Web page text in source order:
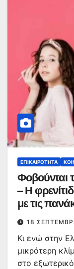
ΕΠΙΚΑΙΡΌΤΗΤΑ
Φοβούνται
– Η
με τις
18
Κι ενώ στην
μικρότερη
στο